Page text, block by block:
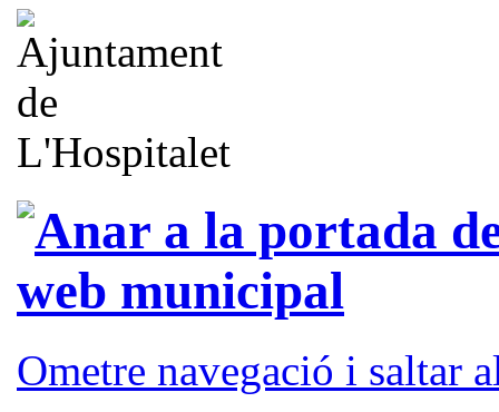
Ometre navegació i saltar